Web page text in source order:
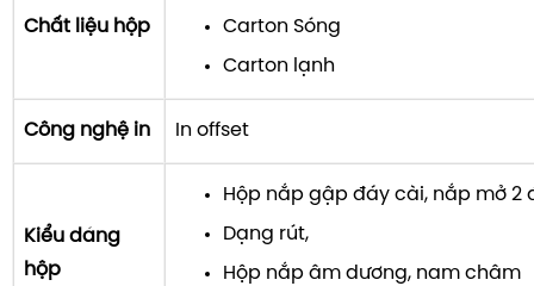
Chất liệu hộp
Carton Sóng
Carton lạnh
Công nghệ in In offset
Kiểu dáng
hộp
Hộp nắp gập đáy cài, nắp mở 2
Dạng rút,
Hộp nắp âm dương, nam châm